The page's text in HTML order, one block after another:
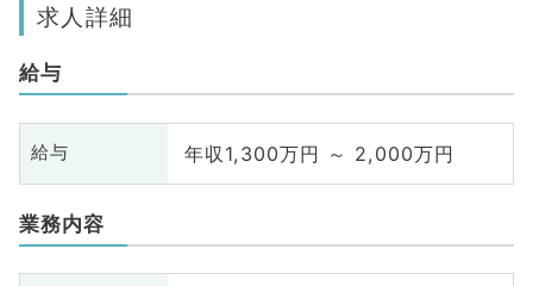
求人詳細
給与
給与 年収1,300万円 ～ 2,000万円
業務内容